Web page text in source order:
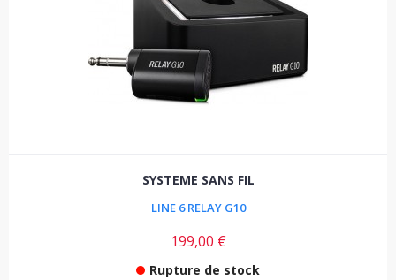
SYSTEME SANS FIL
LINE 6 RELAY G10
199,00 €
Rupture de stock